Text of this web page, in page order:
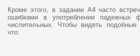
Кроме этого, в задании А4 часто
ошибками в употреблении
числительных. Чтобы видеть подобные
что: